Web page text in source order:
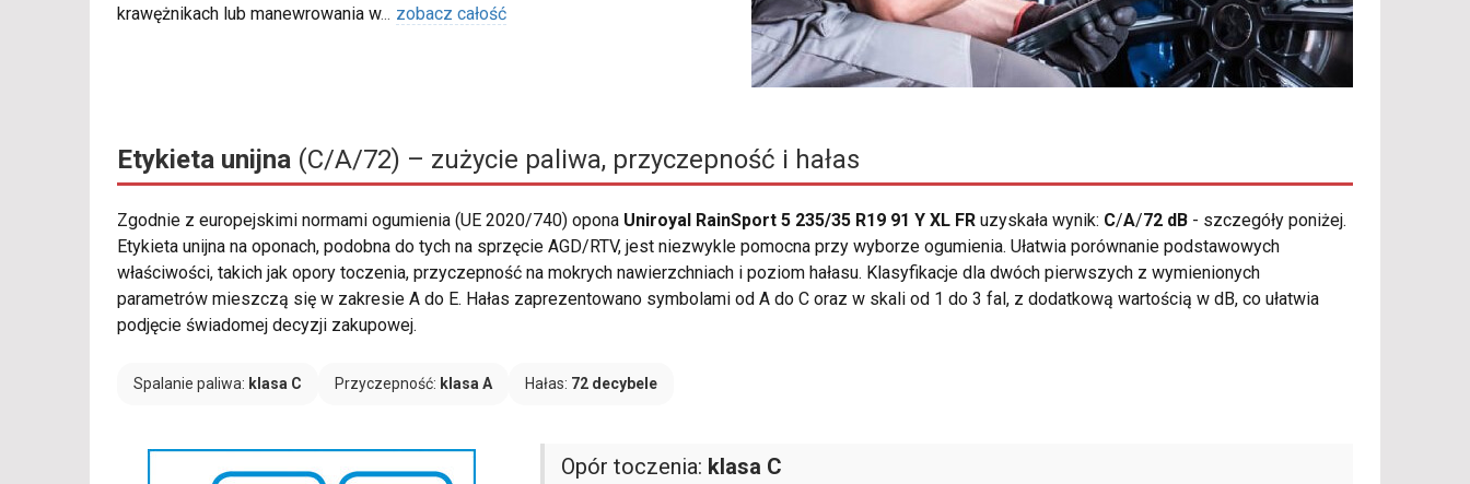
krawężnikach lub manewrowania w... zobacz całość
Etykieta unijna (C/A/72) – zużycie paliwa, przyczepność i hałas
Zgodnie z europejskimi normami ogumienia (UE 2020/740) opona Uniroyal RainSport 5 235/35 R19 91 Y XL FR uzyskała wynik: C/A/72 dB - szczegóły poniżej.
Etykieta unijna na oponach, podobna do tych na sprzęcie AGD/RTV, jest niezwykle pomocna przy wyborze ogumienia. Ułatwia porównanie podstawowych
właściwości, takich jak opory toczenia, przyczepność na mokrych nawierzchniach i poziom hałasu. Klasyfikacje dla dwóch pierwszych z wymienionych
parametrów mieszczą się w zakresie A do E. Hałas zaprezentowano symbolami od A do C oraz w skali od 1 do 3 fal, z dodatkową wartością w dB, co ułatwia
podjęcie świadomej decyzji zakupowej.
Spalanie paliwa: klasa C Przyczepność: klasa A Hałas: 72 decybele
Opór toczenia: klasa C